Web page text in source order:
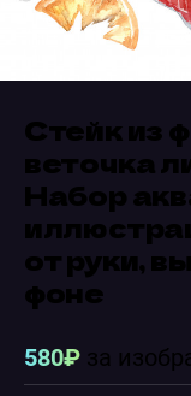
Стейк из
веточка
Набор
от руки,
фоне
580₽за